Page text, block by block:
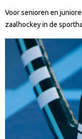
Voor senioren en
zaalhockey in de